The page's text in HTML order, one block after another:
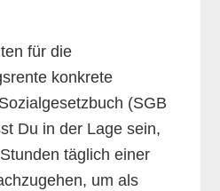
für die
konkrete
(SGB
Du in der Lage sein,
täglich einer
um als